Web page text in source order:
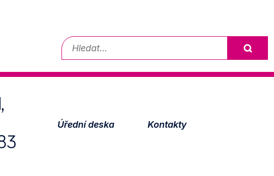
Vyhledávání
Úřední deska Kontakty